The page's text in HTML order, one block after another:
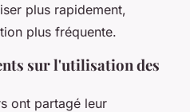
plus rapidement,
plus fréquente.
sur l'utilisation des
ont partagé leur